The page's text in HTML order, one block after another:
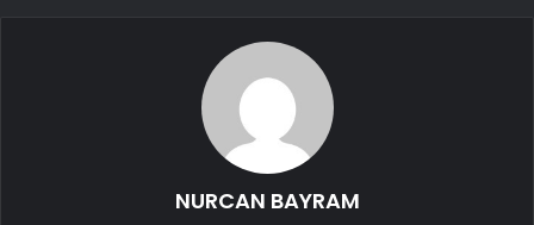
NURCAN BAYRAM